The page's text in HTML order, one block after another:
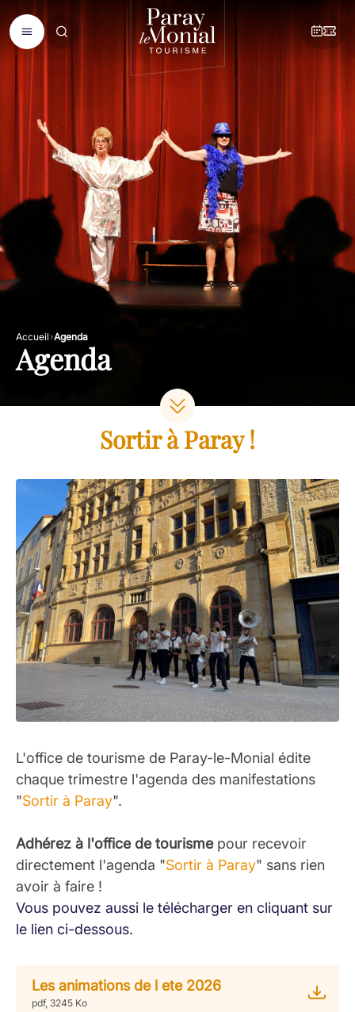
Accueil Agenda
Agenda
Sortir à Paray !
L'office de tourisme de Paray-le-Monial édite
chaque trimestre l'agenda des manifestations
"Sortir à Paray".
Adhérez à l'office de tourismepour recevoir
directement l'agenda "Sortir à Paray" sans rien
avoir à faire !
Vous pouvez aussi le télécharger en cliquant sur
le lien ci-dessous.
Les animations de l ete 2026
pdf, 3245 Ko